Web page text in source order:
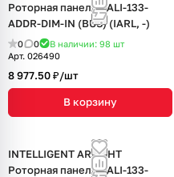
Роторная панель DALI-133-
ADDR-DIM-IN (BUS) (IARL, -)
0 0 В наличии: 98 шт
Арт. 026490
8 977.50 ₽/шт
В корзину
INTELLIGENT ARLIGHT
Роторная панель DALI-133-